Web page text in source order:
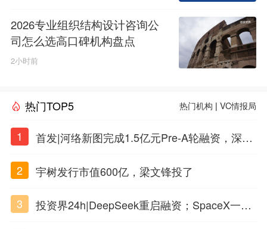
2026专业组织结构设计咨询公
司怎么选高口碑机构盘点
2小时前
热门TOP5 热门机构 |VC情报局
1
首发|河络新图完成1.5亿元Pre-A轮融资，深耕i
2
宇树发行市值600亿，梁文锋投了
3
投资界24h|DeepSeek重启融资；SpaceX一夜